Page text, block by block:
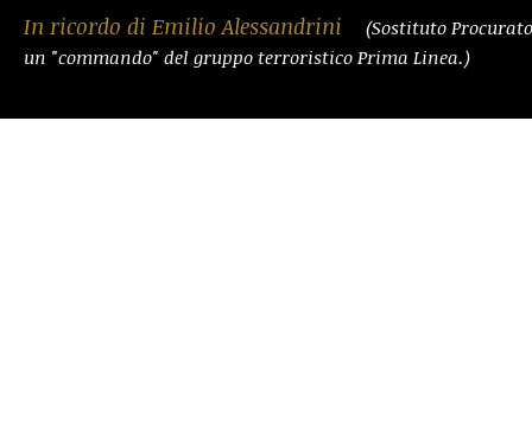
In ricordo di Emilio Alessandrini
(Sostituto
un "commando" del gruppo terroristico Prima Linea.)